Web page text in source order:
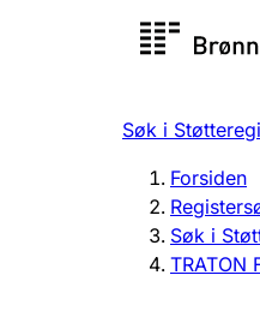
Registrere,
Søk i
Forsiden
Søk i
TRATON